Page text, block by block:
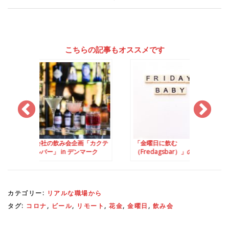
こちらの記事もオススメです
会企画「カクテ
「金曜日に飲む
（Fredagsbar）」のは、
コロナ解除後、初め
社飲み会
カテゴリー: リアルな職場から
タグ: コロナ, ビール, リモート, 花金, 金曜日, 飲み会